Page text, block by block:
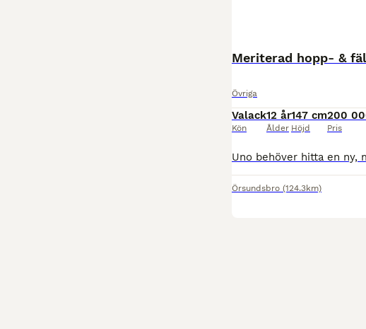
Meriterad hopp- &
Övriga
Valack
Kön
12 år
Ålder
147 cm
Höjd
200
Pris
Örsundsbro (124.3km)